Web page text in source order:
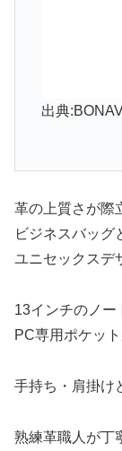
出典
革の上質さが際
ビジネスバッグ
ユニセックスデ
13インチのノー
PC専用ポケット
手持ち・肩掛け
熟練革職人が丁